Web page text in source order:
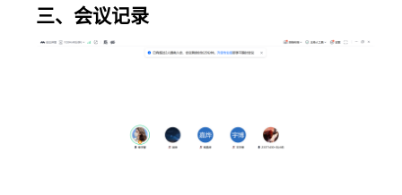
日组件
重建，
修复设
三、会议记录